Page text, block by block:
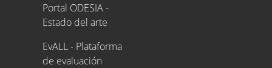
Portal ODESIA -
Estado del arte
EvALL - Plataforma
de evaluación